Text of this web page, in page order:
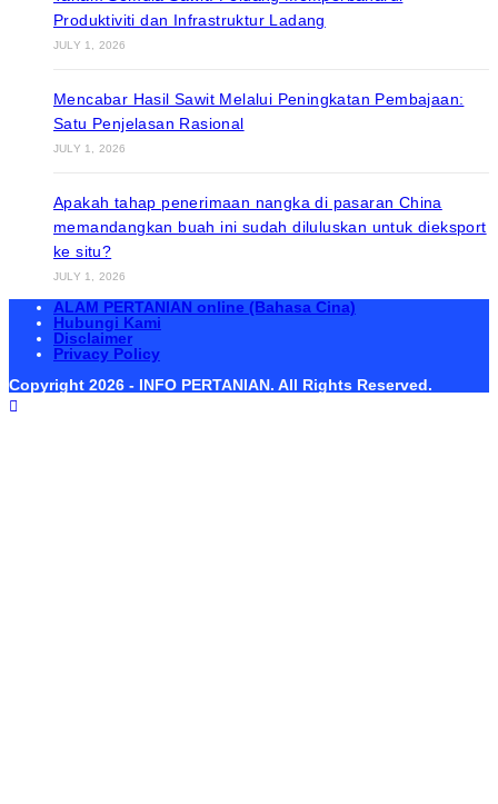
Produktiviti dan Infrastruktur Ladang
JULY 1, 2026
Mencabar Hasil Sawit Melalui Peningkatan Pembajaan:
Satu Penjelasan Rasional
JULY 1, 2026
Apakah tahap penerimaan nangka di pasaran China
memandangkan buah ini sudah diluluskan untuk dieksport
ke situ?
JULY 1, 2026
ALAM PERTANIAN online (Bahasa Cina)
Hubungi Kami
Disclaimer
Privacy Policy
Copyright 2026 - INFO PERTANIAN. All Rights Reserved.